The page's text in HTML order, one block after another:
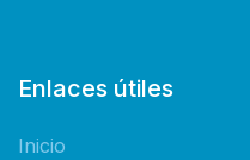
Enlaces útiles
Inicio